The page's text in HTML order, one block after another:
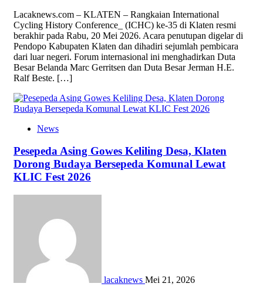
Lacaknews.com – KLATEN – Rangkaian International
Cycling History Conference_ (ICHC) ke-35 di Klaten resmi
berakhir pada Rabu, 20 Mei 2026. Acara penutupan digelar di
Pendopo Kabupaten Klaten dan dihadiri sejumlah pembicara
dari luar negeri. Forum internasional ini menghadirkan Duta
Besar Belanda Marc Gerritsen dan Duta Besar Jerman H.E.
Ralf Beste. […]
News
Pesepeda Asing Gowes Keliling Desa, Klaten
Dorong Budaya Bersepeda Komunal Lewat
KLIC Fest 2026
lacaknews Mei 21, 2026